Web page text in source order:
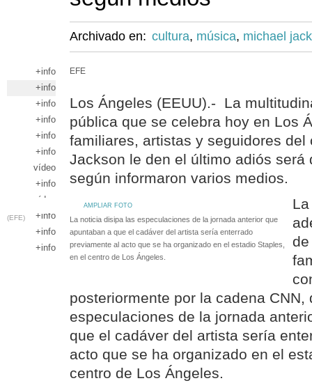
Archivado en: cultura, música, michael
+info
+info
+info
+info
+info
+info
vídeo
+info
vídeo
+info
+info
+info
EFE
Los Ángeles (EEUU).- La
pública que se celebra hoy en Los
familiares, artistas y seguidores del
Jackson le den el último adiós será
según informaron varios medios.
AMPLIAR FOTO
(EFE)
La noticia disipa las especulaciones de la jornada anterior que
apuntaban a que el cadáver del artista sería enterrado
previamente al acto que se ha organizado en el estadio Staples,
en el centro de Los Ángeles.
posteriormente por la cadena CNN,
especulaciones de la jornada
que el cadáver del artista sería
acto que se ha organizado en el
centro de Los Ángeles.